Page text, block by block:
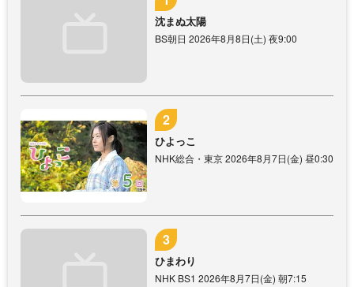
沈まぬ太陽
BS朝日 2026年8月8日(土) 夜9:00
ひよっこ
NHK総合・東京 2026年8月7日(金) 昼0:30
ひまわり
NHK BS1 2026年8月7日(金) 朝7:15